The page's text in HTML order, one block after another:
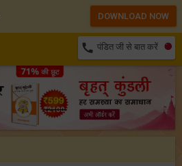
call पंडित जी से बात करें
DOWNLOAD NOW